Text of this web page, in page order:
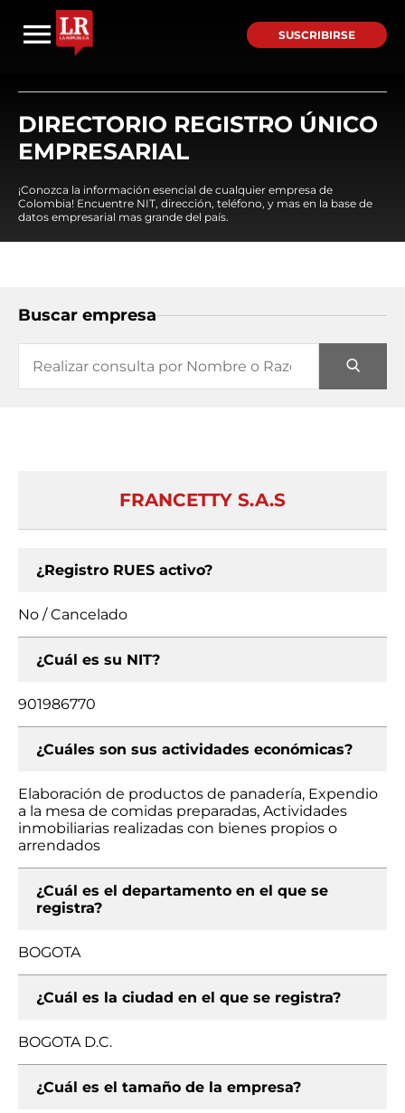
SUSCRIBIRSE
DIRECTORIO REGISTRO ÚNICO
EMPRESARIAL
¡Conozca la información esencial de cualquier empresa de
Colombia! Encuentre NIT, dirección, teléfono, y mas en la base de
datos empresarial mas grande del país.
Buscar empresa
FRANCETTY S.A.S
¿Registro RUES activo?
No / Cancelado
¿Cuál es su NIT?
901986770
¿Cuáles son sus actividades económicas?
Elaboración de productos de panadería, Expendio
a la mesa de comidas preparadas, Actividades
inmobiliarias realizadas con bienes propios o
arrendados
¿Cuál es el departamento en el que se
registra?
BOGOTA
¿Cuál es la ciudad en el que se registra?
BOGOTA D.C.
¿Cuál es el tamaño de la empresa?